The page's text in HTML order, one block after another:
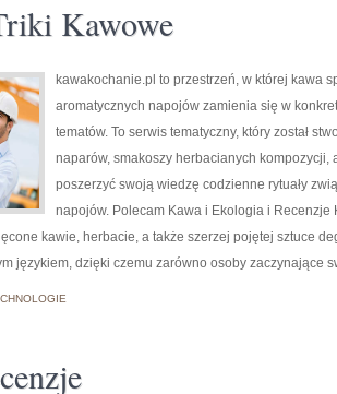
Kawowe
kawakochanie.pl to przestrzeń, w której kawa
aromatycznych napojów zamienia się w
tematów. To serwis tematyczny, który został
naparów, smakoszy herbacianych kompozycji,
poszerzyć swoją wiedzę codzienne rytuały
napojów. Polecam Kawa i Ekologia i
kawie, herbacie, a także szerzej pojętej sztuce
językiem, dzięki czemu zarówno osoby zaczynające